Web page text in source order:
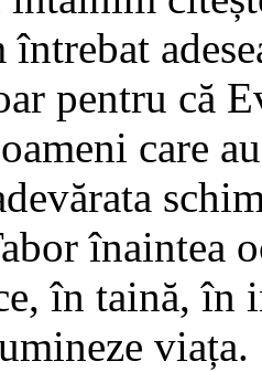
pentru că
care
înaintea
în taină,
viața.